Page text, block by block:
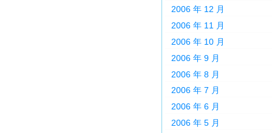
2006 年 12 月
2006 年 11 月
2006 年 10 月
2006 年 9 月
2006 年 8 月
2006 年 7 月
2006 年 6 月
2006 年 5 月